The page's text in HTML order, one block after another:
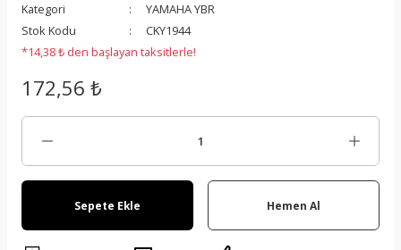
Kategori
YAMAHA YBR
Stok Kodu
CKY1944
*14,38 ₺ den başlayan taksitlerle!
172,56 ₺
Sepete Ekle Hemen Al